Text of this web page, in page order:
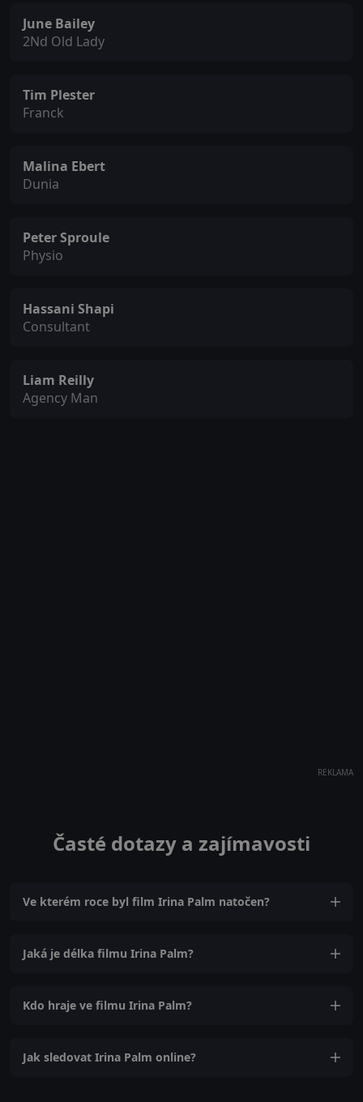
June Bailey
2Nd Old Lady
Tim Plester
Franck
Malina Ebert
Dunia
Peter Sproule
Physio
Hassani Shapi
Consultant
Liam Reilly
Agency Man
REKLAMA
Časté dotazy a zajímavosti
Ve kterém roce byl film Irina Palm natočen?
Jaká je délka filmu Irina Palm?
Kdo hraje ve filmu Irina Palm?
Jak sledovat Irina Palm online?